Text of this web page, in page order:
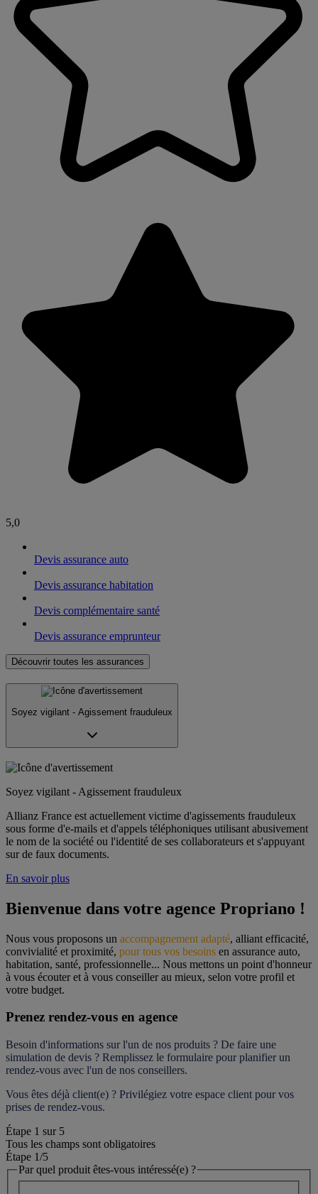
5,0
Devis assurance auto
Devis assurance habitation
Devis complémentaire santé
Devis assurance emprunteur
Découvrir toutes les assurances
Soyez vigilant - Agissement frauduleux
Soyez vigilant - Agissement frauduleux
Allianz France est actuellement victime d'agissements frauduleux
sous forme d'e-mails et d'appels téléphoniques utilisant abusivement
le nom de la société ou l'identité de ses collaborateurs et s'appuyant
sur de faux documents.
En savoir plus
Bienvenue dans votre agence Propriano !
Nous vous proposons un accompagnement adapté, alliant efficacité,
convivialité et proximité, pour tous vos besoins en assurance auto,
habitation, santé, professionnelle... Nous mettons un point d'honneur
à vous écouter et à vous conseiller au mieux, selon votre profil et
votre budget.
Prenez rendez-vous en agence
Besoin d'informations sur l'un de nos produits ? De faire une
simulation de devis ? Remplissez le formulaire pour planifier un
rendez-vous avec l'un de nos conseillers.
Vous êtes déjà client(e) ? Privilégiez votre espace client pour vos
prises de rendez-vous.
Étape 1 sur 5
Tous les champs sont obligatoires
Étape 1/5
Par quel produit êtes-vous intéressé(e) ?